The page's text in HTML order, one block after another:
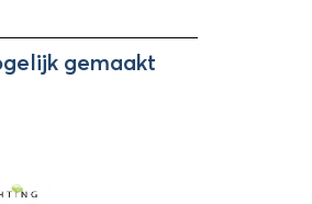
gemaakt